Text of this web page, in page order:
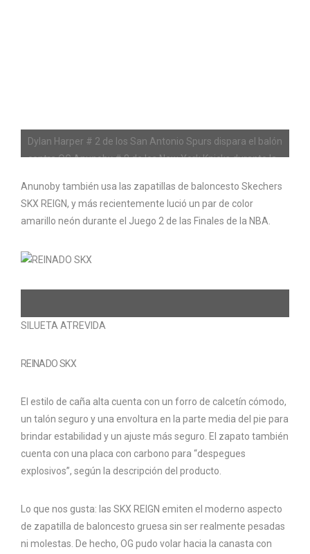
Dylan Harper # 2 de los San Antonio Spurs dispara el balón
contra OG Anunoby # 8 de los New York Knicks durante la
de 2026
Anunoby también usa las zapatillas de baloncesto Skechers
SKX REIGN, y más recientemente lució un par de color
amarillo neón durante el Juego 2 de las Finales de la NBA.
SILUETA ​​ATREVIDA
REINADO SKX
El estilo de caña alta cuenta con un forro de calcetín cómodo,
un talón seguro y una envoltura en la parte media del pie para
brindar estabilidad y un ajuste más seguro. El zapato también
cuenta con una placa con carbono para “despegues
explosivos”, según la descripción del producto.
Lo que nos gusta: las SKX REIGN emiten el moderno aspecto
de zapatilla de baloncesto gruesa sin ser realmente pesadas
ni molestas. De hecho, OG pudo volar hacia la canasta con